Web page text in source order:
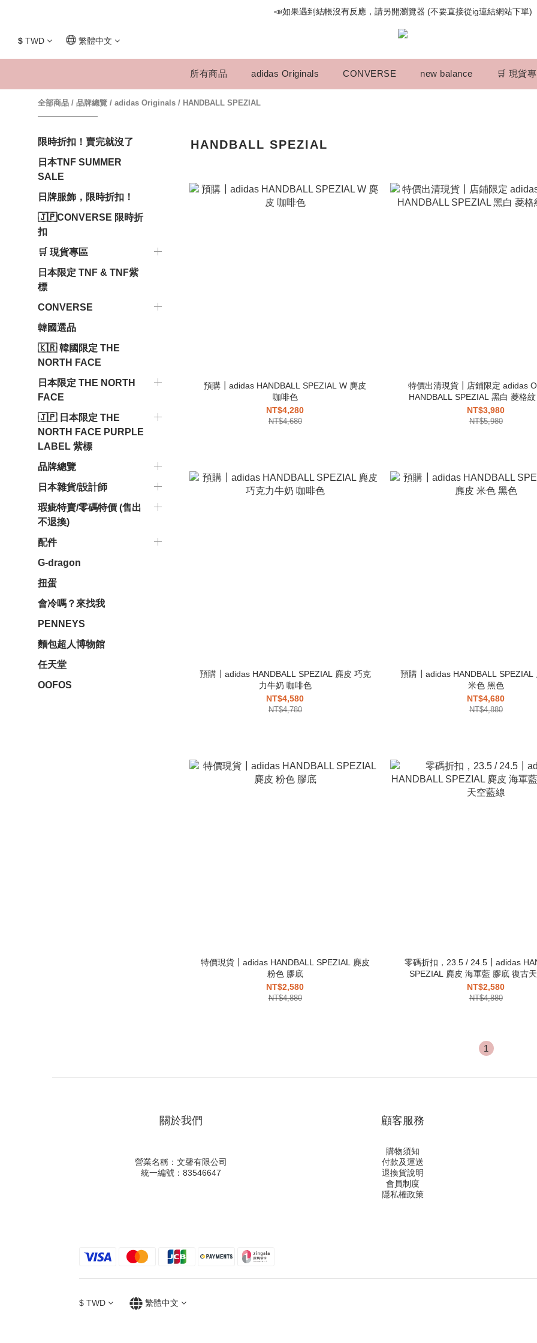
📣如果遇到結帳沒有反應，請另開瀏覽器 (不要直接從ig連結網站下單)
📣如果遇到結帳沒有反應，請另開瀏覽器 (不要直接從ig連結網站下單)
歡迎光臨૮⍝• ᴥ •⍝ა 新品請追蹤官方INSTAGRAM
📣如果遇到結帳沒有反應，請另開瀏覽器 (不要直接從ig連結網站下單)
$ TWD 繁體中文
所有商品 adidas Originals CONVERSE new balance 🛒 現貨
全部商品 / 品牌總覽 / adidas Originals / HANDBALL SPEZIAL
限時折扣！賣完就沒了
日本TNF SUMMER
SALE
日牌服飾，限時折扣！
🇯🇵CONVERSE 限時折
扣
🛒 現貨專區
日本限定 TNF & TNF紫
標
CONVERSE
韓國選品
🇰🇷 韓國限定 THE
NORTH FACE
日本限定 THE NORTH
FACE
🇯🇵 日本限定 THE
NORTH FACE PURPLE
LABEL 紫標
品牌總覽
日本雜貨/設計師
瑕疵特賣/零碼特價 (售出
不退換)
配件
G-dragon
扭蛋
會冷嗎？來找我
PENNEYS
麵包超人博物館
任天堂
OOFOS
HANDBALL SPEZIAL
預購┃adidas HANDBALL SPEZIAL W 麂皮
咖啡色
NT$4,280
NT$4,680
特價出清現貨┃店鋪限定 adidas
HANDBALL SPEZIAL 黑白 菱格
NT$3,980
NT$5,980
預購┃adidas HANDBALL SPEZIAL 麂皮 巧克
力牛奶 咖啡色
NT$4,580
NT$4,780
預購┃adidas HANDBALL SPEZIAL
米色 黑色
NT$4,680
NT$4,880
特價現貨┃adidas HANDBALL SPEZIAL 麂皮
粉色 膠底
NT$2,580
NT$4,880
零碼折扣，23.5 / 24.5┃adidas
SPEZIAL 麂皮 海軍藍 膠底 復古
NT$2,580
NT$4,880
1
關於我們
營業名稱：文馨有限公司
統一編號：83546647
顧客服務
購物須知
付款及運送
退換貨說明
會員制度
隱私權政策
$ TWD 繁體中文